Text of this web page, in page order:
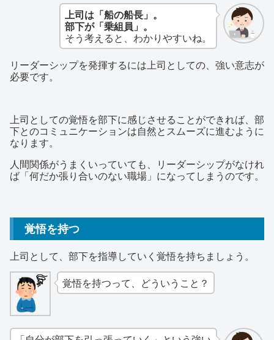
上司は「船の船長」。
部下が「乗組員」。
そう考えると、わかりやすいね。
リーダーシップを発揮するには上司としての、強い意志が
必要です。
上司としての覚悟を部下に感じさせることができれば、部
下とのコミュニケーションは自然とスムーズに進むように
なります。
人間関係がうまくいっていても、リーダーシップがなけれ
ば「何だか張り合いのない職場」になってしまうのです。
覚悟を持つ
上司として、部下を指導していく覚悟を持ちましょう。
覚悟を持つって、どういうこと？